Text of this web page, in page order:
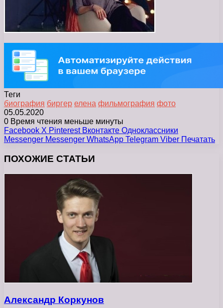
Теги
биография биргер елена фильмография фото
05.05.2020
0 Время чтения меньше минуты
Facebook X Pinterest Вконтакте Одноклассники
Messenger Messenger WhatsApp Telegram Viber Печатать
ПОХОЖИЕ СТАТЬИ
Александр Коркунов